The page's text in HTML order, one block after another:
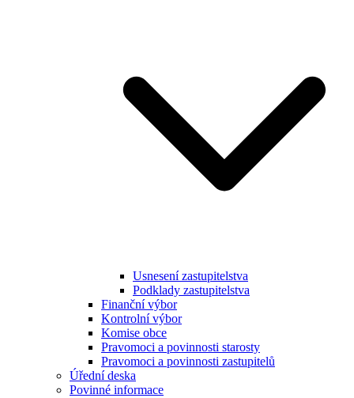
Usnesení zastupitelstva
Podklady zastupitelstva
Finanční výbor
Kontrolní výbor
Komise obce
Pravomoci a povinnosti starosty
Pravomoci a povinnosti zastupitelů
Úřední deska
Povinné informace